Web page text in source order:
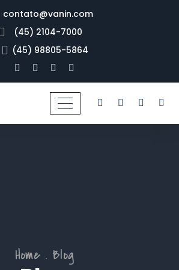
contato@vanin.com
(45) 2104-7000
(45) 98805-5864
Home Blog